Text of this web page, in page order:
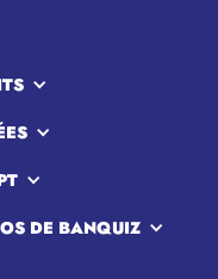
DE BANQUIZ